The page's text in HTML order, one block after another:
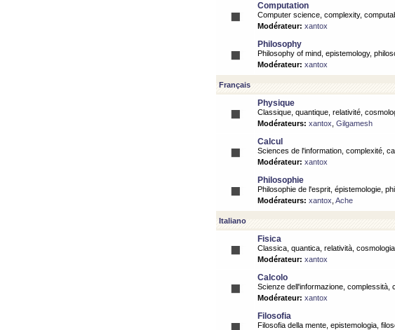
Computation
Computer science, complexity,
Modérateur: xantox
Philosophy
Philosophy of mind, epistemology,
Modérateur: xantox
Français
Physique
Classique, quantique, relativité,
Modérateurs: xantox Gilgamesh
Calcul
Sciences de l'information, complexité,
Modérateur: xantox
Philosophie
Philosophie de l'esprit, épistemologie,
Modérateurs: xantox Ache
Italiano
Fisica
Classica, quantica, relatività, cosmologia..
Modérateur: xantox
Calcolo
Scienze dell'informazione, complessità,
Modérateur: xantox
Filosofia
Filosofia della mente, epistemologia,